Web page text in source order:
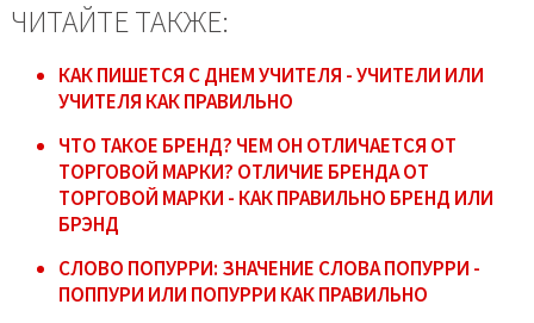
ЧИТАЙТЕ ТАКЖЕ:
КАК ПИШЕТСЯ С ДНЕМ УЧИТЕЛЯ - УЧИТЕЛИ ИЛИ
УЧИТЕЛЯ КАК ПРАВИЛЬНО
ЧТО ТАКОЕ БРЕНД? ЧЕМ ОН ОТЛИЧАЕТСЯ ОТ
ТОРГОВОЙ МАРКИ? ОТЛИЧИЕ БРЕНДА ОТ
ТОРГОВОЙ МАРКИ - КАК ПРАВИЛЬНО БРЕНД ИЛИ
БРЭНД
СЛОВО ПОПУРРИ: ЗНАЧЕНИЕ СЛОВА ПОПУРРИ -
ПОППУРИ ИЛИ ПОПУРРИ КАК ПРАВИЛЬНО